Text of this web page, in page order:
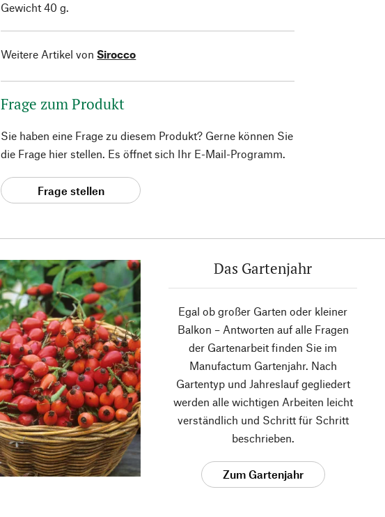
Gewicht 40 g.
Weitere Artikel von Sirocco
Frage zum Produkt
Sie haben eine Frage zu diesem Produkt? Gerne können Sie
die Frage hier stellen. Es öffnet sich Ihr E-Mail-Programm.
Frage stellen
Das Gartenjahr
Egal ob großer Garten oder kleiner
Balkon – Antworten auf alle Fragen
der Gartenarbeit finden Sie im
Manufactum Gartenjahr. Nach
Gartentyp und Jahreslauf gegliedert
werden alle wichtigen Arbeiten leicht
verständlich und Schritt für Schritt
beschrieben.
Zum Gartenjahr